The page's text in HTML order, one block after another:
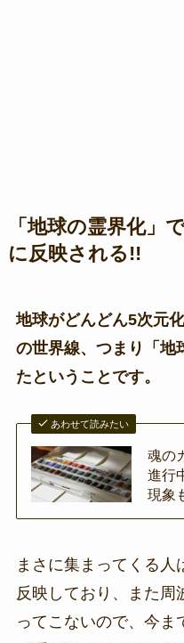
「地球の霊界化」
に反映される!!
地球がどんどん5次元
の世界線、つまり「地
たということです。
あわせて読みたい
魂の
進行
現象
まさに集まってくる人
反映しており、また周
ってこないので、今ま